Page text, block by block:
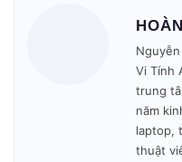
Kinh
thuật
Vi Tính
trung
năm
laptop,
thuật